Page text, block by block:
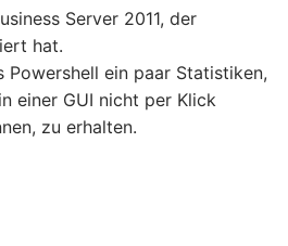
Server 2011, der
hat.
Powershell ein paar Statistiken,
einer GUI nicht per Klick
zu erhalten.